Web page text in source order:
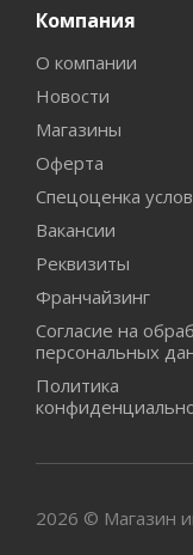
Компания
О компании
Новости
Магазины
Оферта
Спецоценка
Вакансии
Реквизиты
Франчайзинг
Согласие на
персональных
Политика
2026 © Магазин